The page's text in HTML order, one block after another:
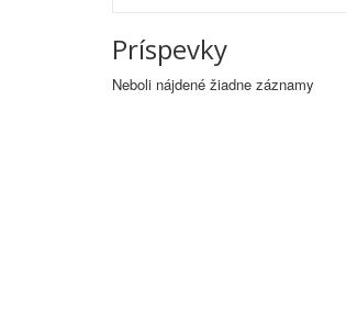
Príspevky
Neboli nájdené žiadne záznamy